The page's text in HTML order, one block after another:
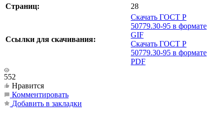
Страниц:
28
Ссылки для скачивания:
Скачать ГОСТ Р
50779.30-95 в формате
GIF
Скачать ГОСТ Р
50779.30-95 в формате
PDF
552
Нравится
Комментировать
Добавить в закладки